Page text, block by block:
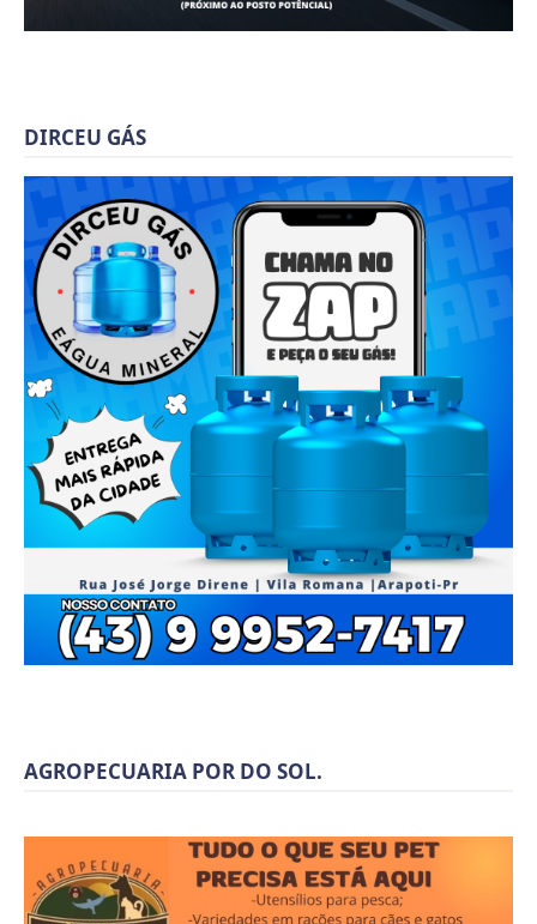
DIRCEU GÁS
AGROPECUARIA POR DO SOL.